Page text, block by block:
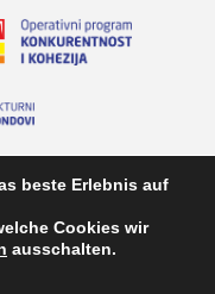
beste Erlebnis auf
Cookies wir
ausschalten.